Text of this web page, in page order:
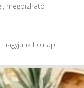
megbízható
hagyjunk holnap.